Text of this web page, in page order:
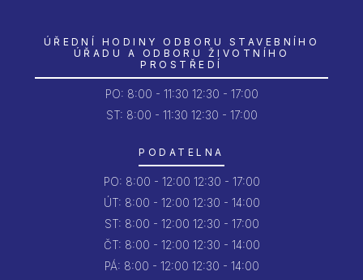
ÚŘEDNÍ HODINY ODBORU STAVEBNÍHO
ÚŘADU A ODBORU ŽIVOTNÍHO
PROSTŘEDÍ
PO: 8:00 - 11:30 12:30 - 17:00
ST: 8:00 - 11:30 12:30 - 17:00
PODATELNA
PO: 8:00 - 12:00 12:30 - 17:00
ÚT: 8:00 - 12:00 12:30 - 14:00
ST: 8:00 - 12:00 12:30 - 17:00
ČT: 8:00 - 12:00 12:30 - 14:00
PÁ: 8:00 - 12:00 12:30 - 14:00